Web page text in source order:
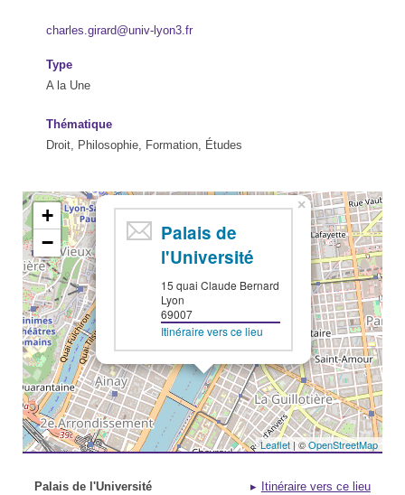
charles.girard@univ-lyon3.fr
Type
A la Une
Thématique
Droit, Philosophie, Formation, Études
Palais de
l'Université
15 quai Claude Bernard
Lyon
69007
Itinéraire vers ce lieu
×
+
−
Leaflet| ©OpenStreetMap
Itinéraire vers ce lieu
Palais de l'Université